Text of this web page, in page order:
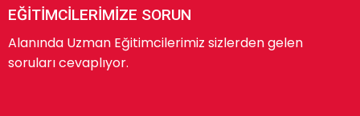
EĞİTİMCİLERİMİZE SORUN
Alanında Uzman Eğitimcilerimiz sizlerden gelen
soruları cevaplıyor.